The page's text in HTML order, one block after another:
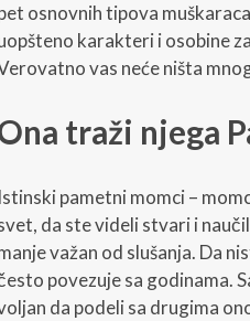
osnovnih tipova
karakteri i osobine
vas neće ništa
traži njega
Istinski pametni momci –
da ste videli stvari i
važan od slušanja. Da
povezuje sa godinama.
da podeli sa drugima